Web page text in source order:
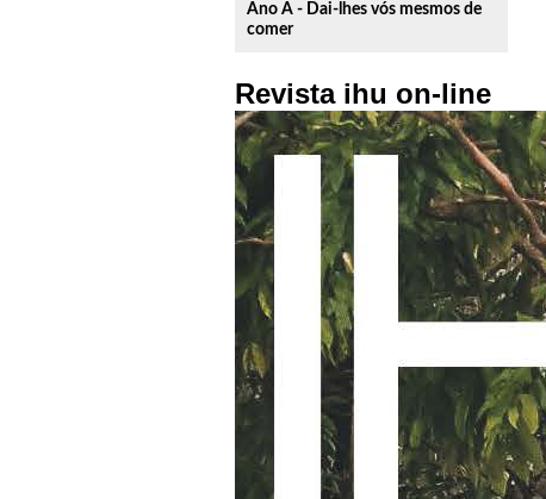
Ano A - Dai-lhes vós mesmos de
comer
Revista ihu on-line